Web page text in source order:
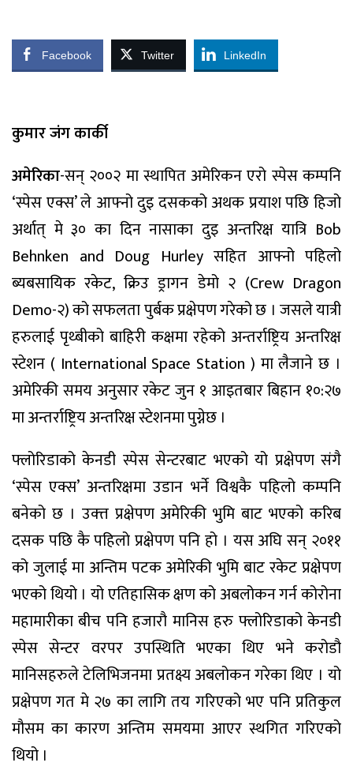
Facebook Twitter LinkedIn
कुमार जंग कार्की
अमेरिका-सन् २००२ मा स्थापित अमेरिकन एरो स्पेस कम्पनि
‘स्पेस एक्स’ ले आफ्नो दुइ दसकको अथक प्रयाश पछि हिजो
अर्थात् मे ३० का दिन नासाका दुइ अन्तरिक्ष यात्रि Bob
Behnken and Doug Hurley सहित आफ्नो पहिलो
ब्यबसायिक रकेट, क्रिउ ड्रागन डेमो २ (Crew Dragon
Demo-२) को सफलता पुर्बक प्रक्षेपण गरेको छ । जसले यात्री
हरुलाई पृथ्बीको बाहिरी कक्षमा रहेको अन्तर्राष्ट्रिय अन्तरिक्ष
स्टेशन ( International Space Station ) मा लैजाने छ ।
अमेरिकी समय अनुसार रकेट जुन १ आइतबार बिहान १०:२७
मा अन्तर्राष्ट्रिय अन्तरिक्ष स्टेशनमा पुग्नेछ ।
फ्लोरिडाको केनडी स्पेस सेन्टरबाट भएको यो प्रक्षेपण संगै
‘स्पेस एक्स’ अन्तरिक्षमा उडान भर्ने विश्वकै पहिलो कम्पनि
बनेको छ । उक्त्त प्रक्षेपण अमेरिकी भुमि बाट भएको करिब
दसक पछि कै पहिलो प्रक्षेपण पनि हो । यस अघि सन् २०११
को जुलाई मा अन्तिम पटक अमेरिकी भुमि बाट रकेट प्रक्षेपण
भएको थियो । यो एतिहासिक क्षण को अबलोकन गर्न कोरोना
महामारीका बीच पनि हजारौ मानिस हरु फ्लोरिडाको केनडी
स्पेस सेन्टर वरपर उपस्थिति भएका थिए भने करोडौ
मानिसहरुले टेलिभिजनमा प्रतक्ष्य अबलोकन गरेका थिए । यो
प्रक्षेपण गत मे २७ का लागि तय गरिएको भए पनि प्रतिकुल
मौसम का कारण अन्तिम समयमा आएर स्थगित गरिएको
थियो ।